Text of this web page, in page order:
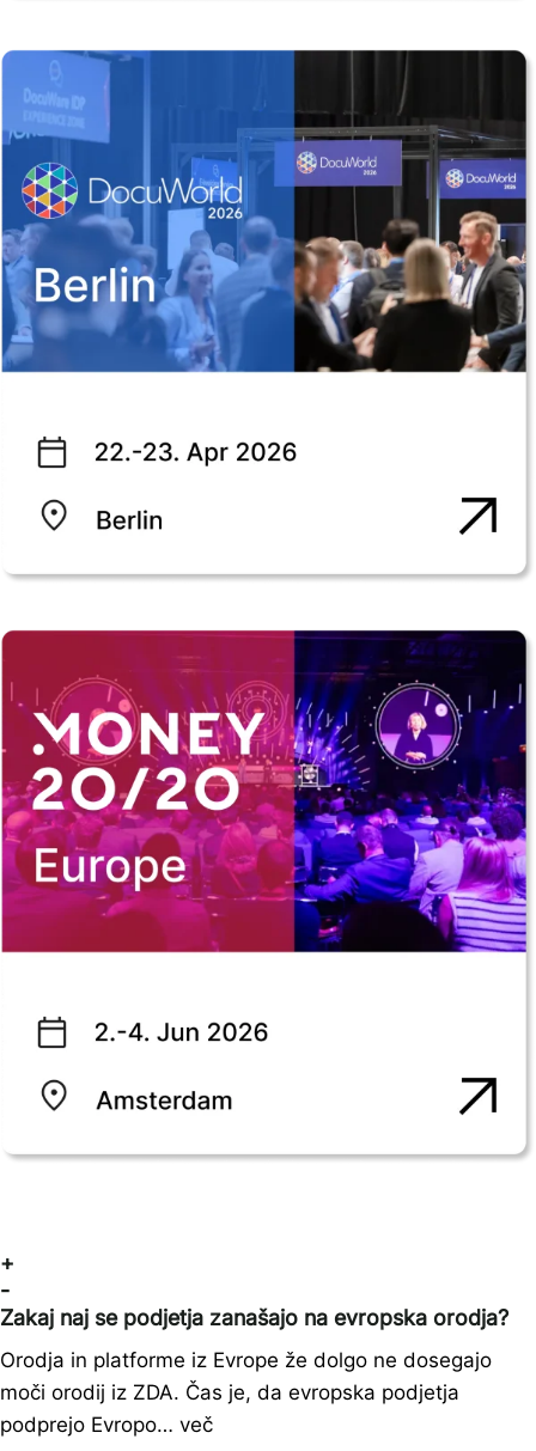
+
-
Zakaj naj se podjetja zanašajo na evropska orodja?
Orodja in platforme iz Evrope že dolgo ne dosegajo
moči orodij iz ZDA. Čas je, da evropska podjetja
podprejo Evropo… več